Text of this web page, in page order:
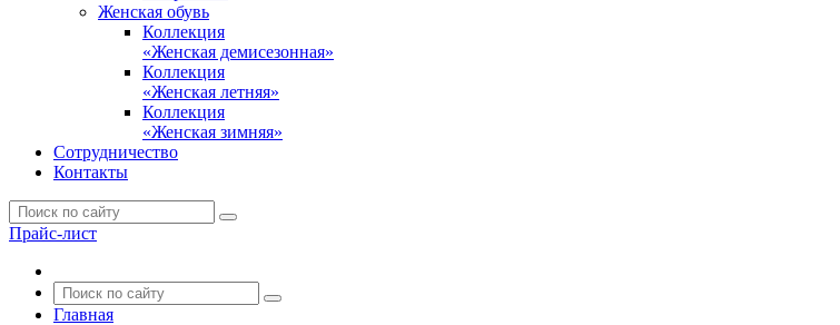
Женская обувь
Коллекция
«Женская демисезонная»
Коллекция
«Женская летняя»
Коллекция
«Женская зимняя»
Сотрудничество
Контакты
Прайс-лист
Главная